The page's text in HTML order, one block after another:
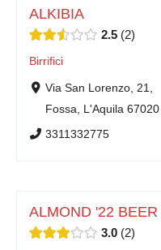
ALKIBIA
2.5 2
Birrifici
Via San Lorenzo, 21,
Fossa, L'Aquila 67020
3311332775
ALMOND '22 BEER
3.0 2